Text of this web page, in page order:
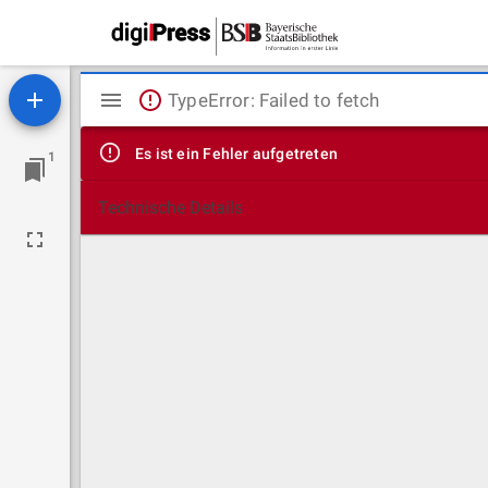
1
Mirador
Viewer
TypeError: Failed to fetch
Es ist ein Fehler aufgetreten
Technische Details